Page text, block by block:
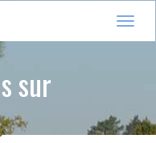
T
o
n
a
sur